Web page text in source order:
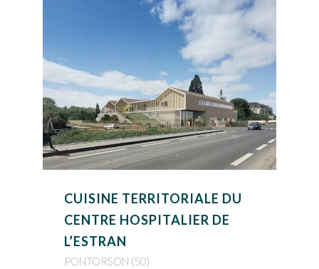
CUISINE TERRITORIALE DU
CENTRE HOSPITALIER DE
L’ESTRAN
PONTORSON (50)